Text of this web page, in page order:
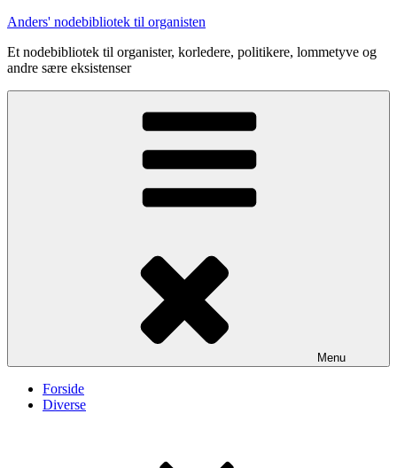
Videre
indhold
Anders' nodebibliotek til organisten
Et nodebibliotek til organister, korledere, politikere, lommetyve og
andre sære eksistenser
Menu
Forside
Diverse